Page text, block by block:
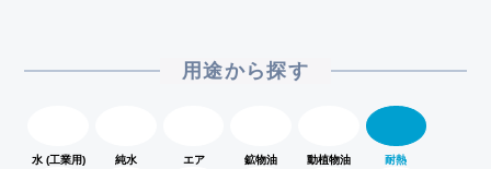
用途から探す
水 (工業用) 純水 エア 鉱物油 動植物油 耐熱